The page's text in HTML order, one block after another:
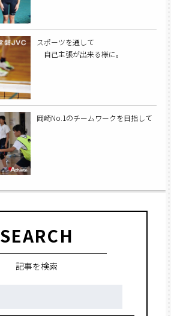
スポーツを通して
自己主張が出来る様に。
岡崎No.1のチームワークを目指して
SEARCH
記事を検索